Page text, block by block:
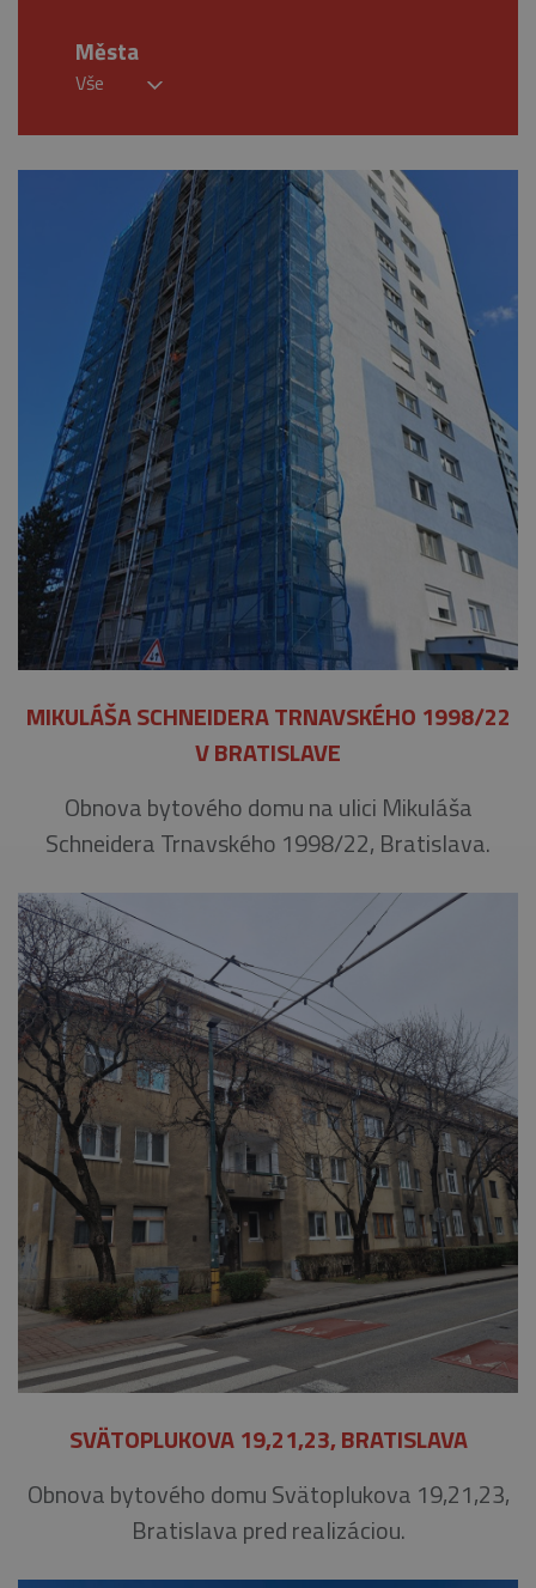
Města
Vše
MIKULÁŠA SCHNEIDERA TRNAVSKÉHO 1998/22
V BRATISLAVE
Obnova bytového domu na ulici Mikuláša
Schneidera Trnavského 1998/22, Bratislava.
SVÄTOPLUKOVA 19,21,23, BRATISLAVA
Obnova bytového domu Svätoplukova 19,21,23,
Bratislava pred realizáciou.